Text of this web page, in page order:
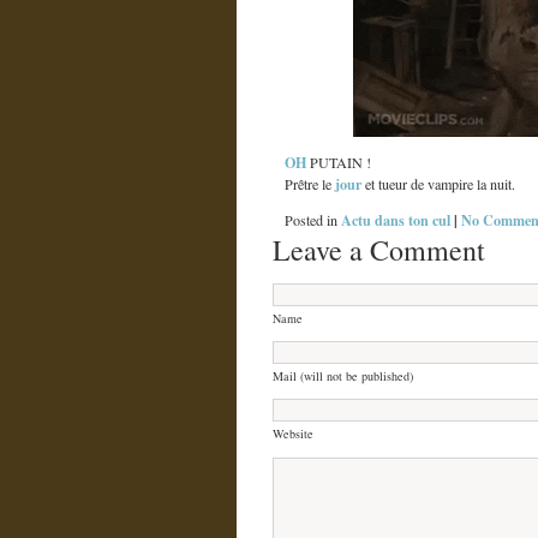
OHPUTAIN !
Prêtre le jouret tueur de vampire la nuit.
Posted inActu dans ton cul| No
Leave a Comment
Name
Mail (will not be published)
Website